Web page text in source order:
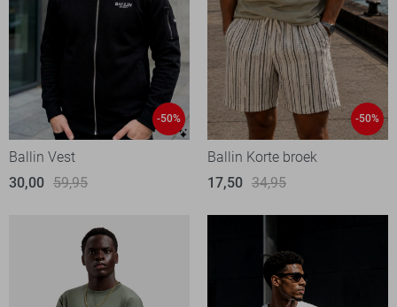
-50%
Ballin Vest
30,00 59,95
-50%
Ballin Korte broek
17,50 34,95